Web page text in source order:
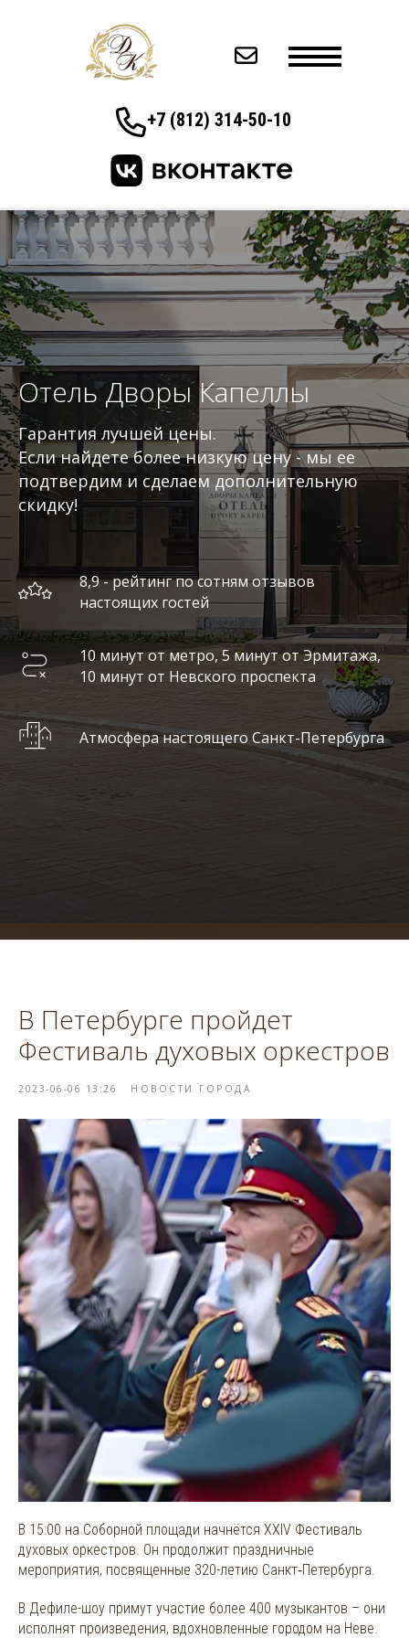
+7 (812) 314-50-10
Отель Дворы Капеллы
Гарантия лучшей цены.
Если найдете более низкую цену - мы ее
подтвердим и сделаем дополнительную
скидку!
8,9 - рейтинг по сотням отзывов
настоящих гостей
10 минут от метро, 5 минут от Эрмитажа,
10 минут от Невского проспекта
Атмосфера настоящего Санкт-Петербурга
В Петербурге пройдет
Фестиваль духовых оркестров
2023-06-06 13:26 НОВОСТИ ГОРОДА
В 15:00 на Соборной площади начнётся XXIV Фестиваль
духовых оркестров. Он продолжит праздничные
мероприятия, посвященные 320-летию Санкт‑Петербурга.
В Дефиле-шоу примут участие более 400 музыкантов – они
исполнят произведения, вдохновленные городом на Неве.